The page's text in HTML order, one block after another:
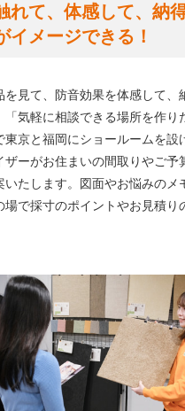
れて、体感して、納
イメージできる！
を見て、防音効果を体感して、
「気軽に相談できる場所を作り
東京と福岡にショールームを設
ザーがお住まいの間取りやご予
いたします。図面やお悩みのメ
場で採寸のポイントやお見積り